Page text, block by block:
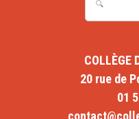
COLLÈGE
20 rue de
01